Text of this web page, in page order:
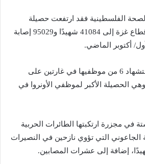
الفلسطينية فقد ارتفعت حصيلة
العدوان الصهيوني على قطاع غزة إلى 41084 شهيدًا و95029 إصابة
أكتوبر الماضي.
وأعلنت وكالة الأونروا استشهاد 6 من موظفيها في غارتين على
الحصيلة الأكبر لموظفي الأونروا في
في مجزرة ارتكبتها الطائرات الحربية
التي تؤوي نازحين في النصيرات